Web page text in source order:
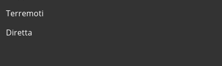
Terremoti
Diretta